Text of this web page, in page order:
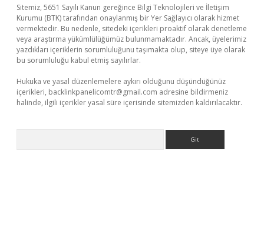
Sitemiz, 5651 Sayılı Kanun gereğince Bilgi Teknolojileri ve İletişim
Kurumu (BTK) tarafından onaylanmış bir Yer Sağlayıcı olarak hizmet
vermektedir. Bu nedenle, sitedeki içerikleri proaktif olarak denetleme
veya araştırma yükümlülüğümüz bulunmamaktadır. Ancak, üyelerimiz
yazdıkları içeriklerin sorumluluğunu taşımakta olup, siteye üye olarak
bu sorumluluğu kabul etmiş sayılırlar.
Hukuka ve yasal düzenlemelere aykırı olduğunu düşündüğünüz
içerikleri, backlinkpanelicomtr@gmail.com adresine bildirmeniz
halinde, ilgili içerikler yasal süre içerisinde sitemizden kaldırılacaktır.